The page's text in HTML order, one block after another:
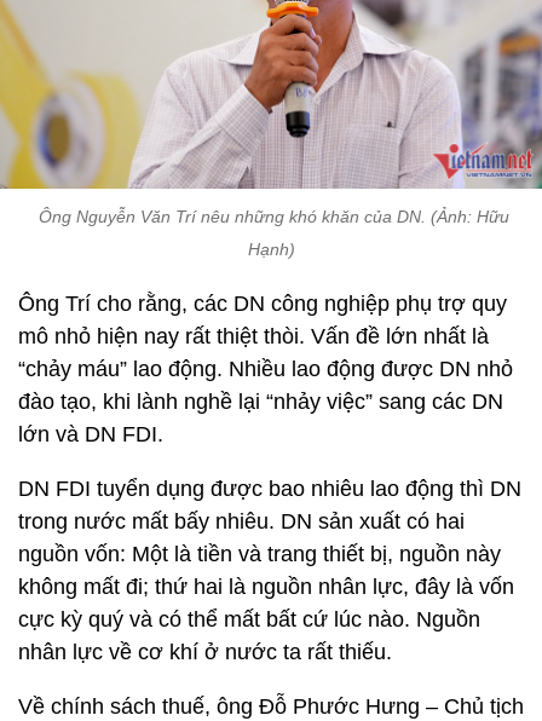
Ông Nguyễn Văn Trí nêu những khó khăn của DN. (Ảnh: Hữu
Hạnh)
Ông Trí cho rằng, các DN công nghiệp phụ trợ quy
mô nhỏ hiện nay rất thiệt thòi. Vấn đề lớn nhất là
“chảy máu” lao động. Nhiều lao động được DN nhỏ
đào tạo, khi lành nghề lại “nhảy việc” sang các DN
lớn và DN FDI.
DN FDI tuyển dụng được bao nhiêu lao động thì DN
trong nước mất bấy nhiêu. DN sản xuất có hai
nguồn vốn: Một là tiền và trang thiết bị, nguồn này
không mất đi; thứ hai là nguồn nhân lực, đây là vốn
cực kỳ quý và có thể mất bất cứ lúc nào. Nguồn
nhân lực về cơ khí ở nước ta rất thiếu.
Về chính sách thuế, ông Đỗ Phước Hưng – Chủ tịch